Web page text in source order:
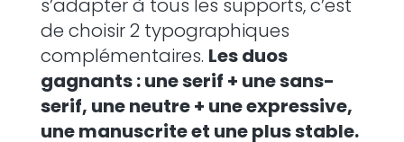
s’adapter à tous les supports, c’est
de choisir 2 typographiques
complémentaires. Les duos
gagnants : une serif + une sans-
serif, une neutre + une expressive,
une manuscrite et une plus stable.